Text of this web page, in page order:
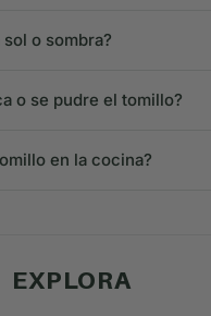
o sombra?
o se pudre el tomillo?
en la cocina?
EXPLORA